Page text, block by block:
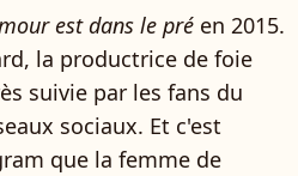
est dans le pré en 2015.
la productrice de foie
suivie par les fans du
sociaux. Et c'est
que la femme de